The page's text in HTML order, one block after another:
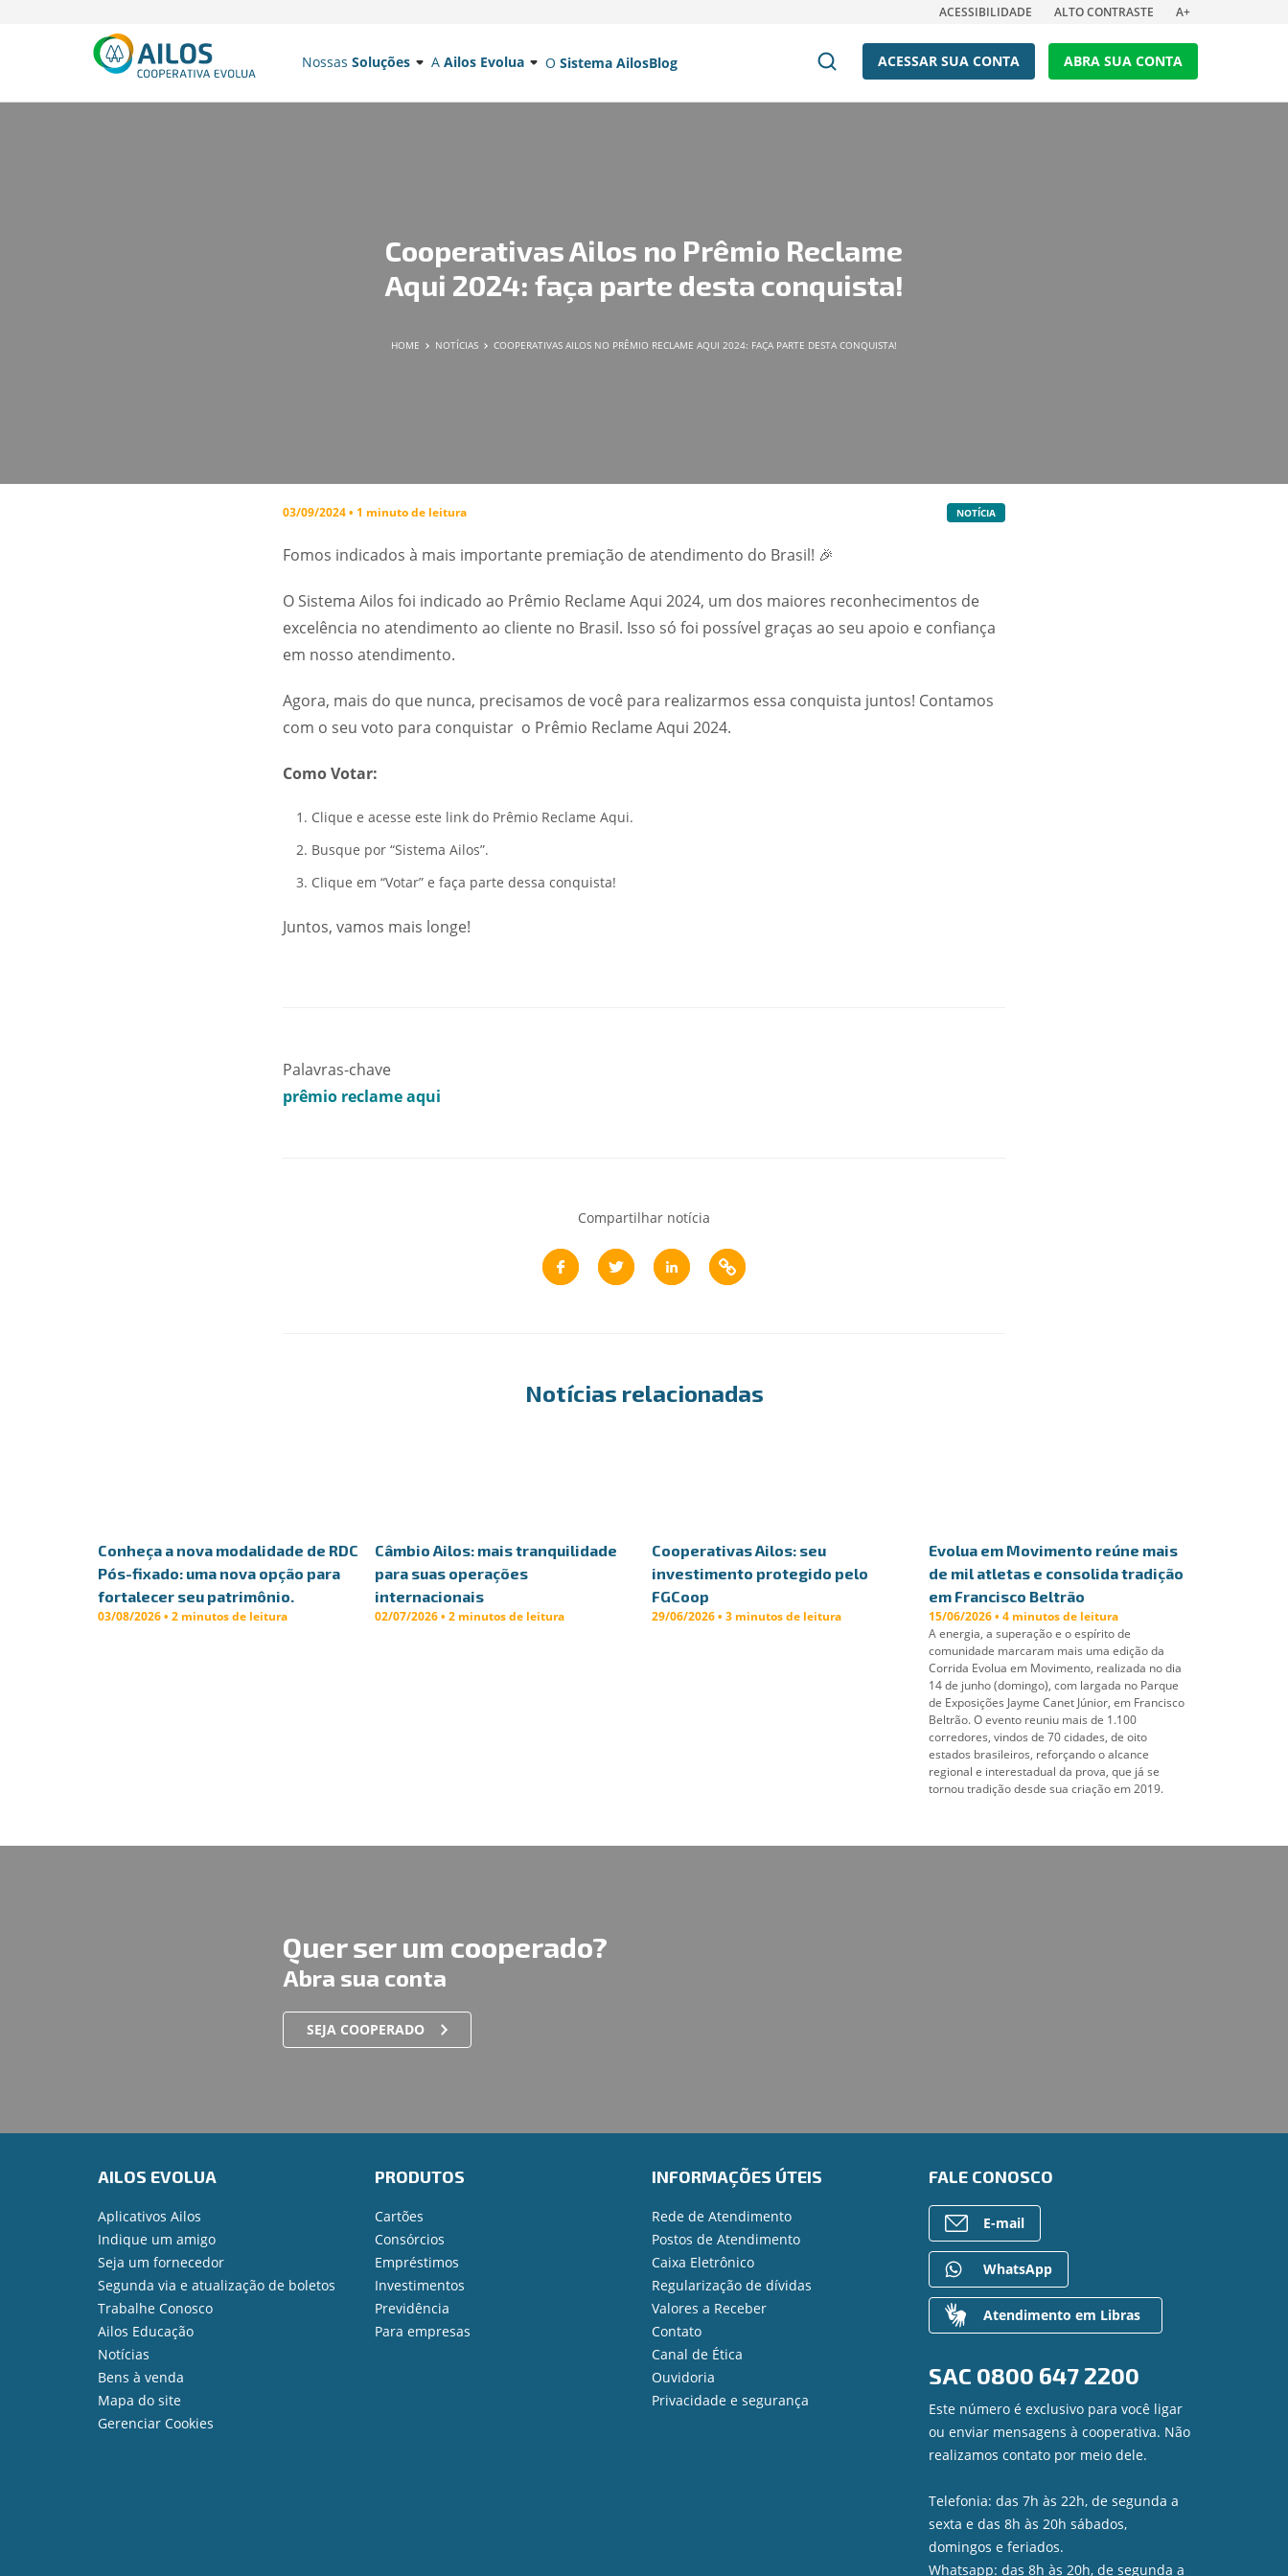
ACESSIBILIDADE ALTO CONTRASTE A+
Nossas Soluções A Ailos Evolua O Sistema AilosBlog ACESSAR SUA CONTA ABRA SUA CONTA
Cooperativas Ailos no Prêmio Reclame
Aqui 2024: faça parte desta conquista!
HOME NOTÍCIAS COOPERATIVAS AILOS NO PRÊMIO RECLAME AQUI 2024: FAÇA PARTE DESTA CONQUISTA!
03/09/2024 • 1 minuto de leitura NOTÍCIA
Fomos indicados à mais importante premiação de atendimento do Brasil! 🎉
O Sistema Ailos foi indicado ao Prêmio Reclame Aqui 2024, um dos maiores reconhecimentos de
excelência no atendimento ao cliente no Brasil. Isso só foi possível graças ao seu apoio e confiança
em nosso atendimento.
Agora, mais do que nunca, precisamos de você para realizarmos essa conquista juntos! Contamos
com o seu voto para conquistar o Prêmio Reclame Aqui 2024.
Como Votar:
Clique e acesse este link do Prêmio Reclame Aqui.
Busque por “Sistema Ailos”.
Clique em “Votar” e faça parte dessa conquista!
Juntos, vamos mais longe!
Palavras-chave
prêmio reclame aqui
Compartilhar notícia
Notícias relacionadas
Conheça a nova modalidade de RDC
Pós-fixado: uma nova opção para
fortalecer seu patrimônio.
03/08/2026 • 2 minutos de leitura
Câmbio Ailos: mais tranquilidade
para suas operações
internacionais
02/07/2026 • 2 minutos de leitura
Cooperativas Ailos: seu
investimento protegido pelo
FGCoop
29/06/2026 • 3 minutos de leitura
Evolua em Movimento reúne mais
de mil atletas e consolida tradição
em Francisco Beltrão
15/06/2026 • 4 minutos de leitura
A energia, a superação e o espírito de
comunidade marcaram mais uma edição da
Corrida Evolua em Movimento, realizada no dia
14 de junho (domingo), com largada no Parque
de Exposições Jayme Canet Júnior, em Francisco
Beltrão. O evento reuniu mais de 1.100
corredores, vindos de 70 cidades, de oito
estados brasileiros, reforçando o alcance
regional e interestadual da prova, que já se
tornou tradição desde sua criação em 2019.
Quer ser um cooperado?
Abra sua conta
SEJA COOPERADO
AILOS EVOLUA
Aplicativos Ailos
Indique um amigo
Seja um fornecedor
Segunda via e atualização de boletos
Trabalhe Conosco
Ailos Educação
Notícias
Bens à venda
Mapa do site
Gerenciar Cookies
PRODUTOS
Cartões
Consórcios
Empréstimos
Investimentos
Previdência
Para empresas
INFORMAÇÕES ÚTEIS
Rede de Atendimento
Postos de Atendimento
Caixa Eletrônico
Regularização de dívidas
Valores a Receber
Contato
Canal de Ética
Ouvidoria
Privacidade e segurança
FALE CONOSCO
E-mail
WhatsApp
Atendimento em Libras
SAC 0800 647 2200
Este número é exclusivo para você ligar
ou enviar mensagens à cooperativa. Não
realizamos contato por meio dele.
Telefonia: das 7h às 22h, de segunda a
sexta e das 8h às 20h sábados,
domingos e feriados.
Whatsapp: das 8h às 20h, de segunda a